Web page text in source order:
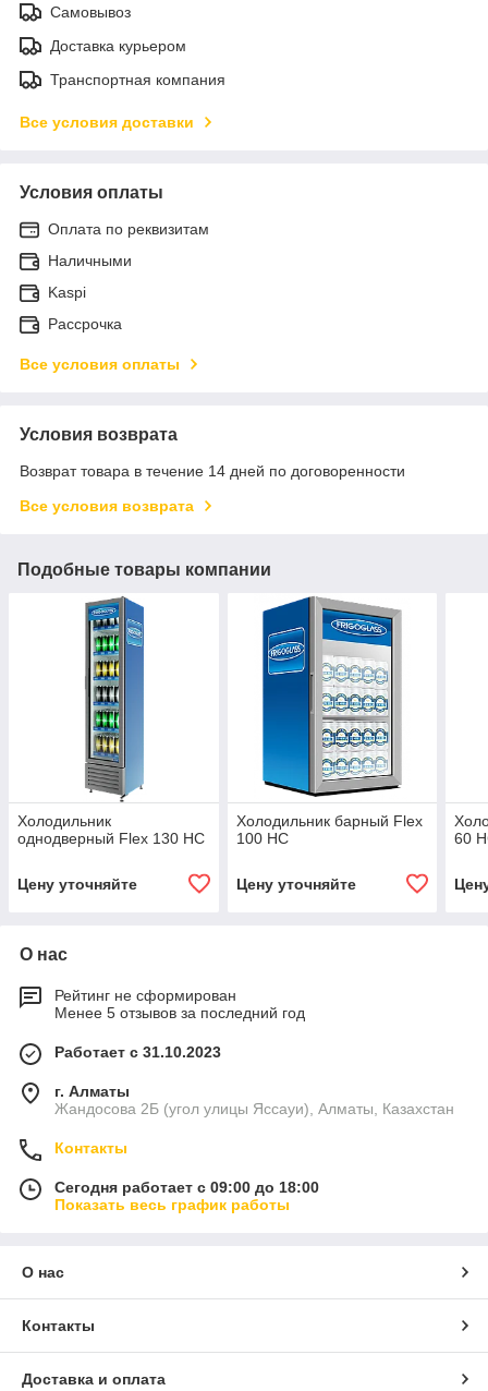
Самовывоз
Доставка курьером
Транспортная компания
Все условия доставки
Условия оплаты
Оплата по реквизитам
Наличными
Kaspi
Рассрочка
Все условия оплаты
Условия возврата
Возврат товара в течение 14 дней по договоренности
Все условия возврата
Подобные товары компании
Холодильник
однодверный Flex 130 HC
Цену уточняйте
Холодильник барный Flex
100 HC
Цену уточняйте
60
О нас
Рейтинг не сформирован
Менее 5 отзывов за последний год
Работает с 31.10.2023
г. Алматы
Жандосова 2Б (угол улицы Яссауи), Алматы, Казахстан
Контакты
Сегодня работает с 09:00 до 18:00
Показать весь график работы
О нас
Контакты
Доставка и оплата